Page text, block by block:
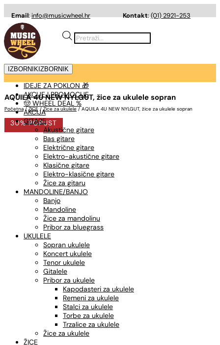
Email:info@musicwheel.hr Kontakt:(01) 2921-253
Products
search
IZBORNIK IZBORNIK
IDEJE ZA POKLON 🎁
AKCIJE I PROMOCIJE
🤠 WHEEL DEAL %
AKCIJA
GITARE
Akustične gitare
Bas gitare
Električne gitare
Elektro-akustične gitare
Klasične gitare
Elektro-klasične gitare
Žice za gitaru
MANDOLINE/BANJO
Banjo
Mandoline
Žice za mandolinu
Pribor za bluegrass
UKULELE
Sopran ukulele
Koncert ukulele
Tenor ukulele
Gitalele
Pribor za ukulele
Kapodasteri za ukulele
Remeni za ukulele
Stalci za ukulele
Torbe za ukulele
Trzalice za ukulele
Žice za ukulele
ŽICE
AQUILA 4U NEW NYLGUT, žice za ukulele sopran
Početna / ŽICE /Žice za ukulele / AQUILA 4U NEW NYLGUT, žice za ukulele sopran
30% POPUST